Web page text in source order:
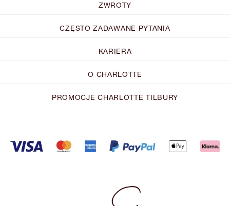
ZWROTY
CZĘSTO ZADAWANE PYTANIA
KARIERA
O CHARLOTTE
PROMOCJE CHARLOTTE TILBURY